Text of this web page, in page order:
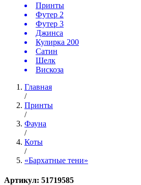
Принты
Футер 2
Футер 3
Джинса
Кулирка 200
Сатин
Шелк
Вискоза
Главная
/
Принты
/
Фауна
/
Коты
/
«Бархатные тени»
Артикул: 51719585